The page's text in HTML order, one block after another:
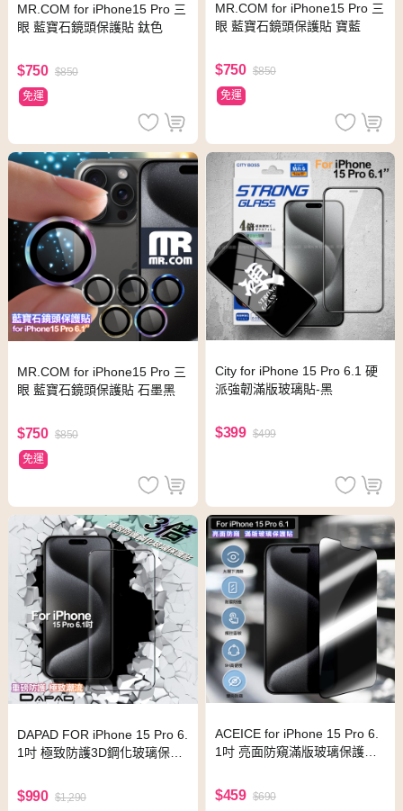
MR.COM for iPhone15 Pro 三
眼 藍寶石鏡頭保護貼 鈦色
$750 $850
免運
MR.COM for iPhone15 Pro 三
眼 藍寶石鏡頭保護貼 寶藍
$750 $850
免運
MR.COM for iPhone15 Pro 三
眼 藍寶石鏡頭保護貼 石墨黑
$750 $850
免運
City for iPhone 15 Pro 6.1 硬
派強韌滿版玻璃貼-黑
$399 $499
DAPAD FOR iPhone 15 Pro 6.
1吋 極致防護3D鋼化玻璃保護
$990 $1,290
ACEICE for iPhone 15 Pro 6.
1吋 亮面防窺滿版玻璃保護貼-
$459 $690